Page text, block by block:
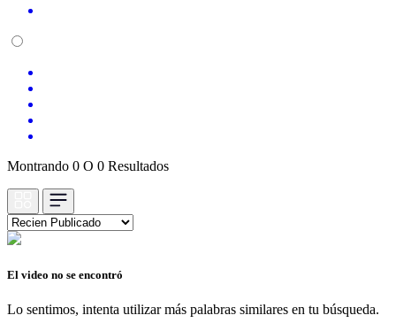
Montrando 0 O 0 Resultados
El video no se encontró
Lo sentimos, intenta utilizar más palabras similares en tu búsqueda.